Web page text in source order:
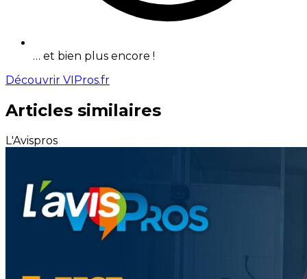
… et bien plus encore !
Découvrir VIPros.fr
Articles similaires
L'Avispros